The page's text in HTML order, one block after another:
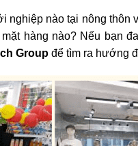
nghiệp nào tại nông
hàng nào? Nếu bạn
Group để tìm ra hướng